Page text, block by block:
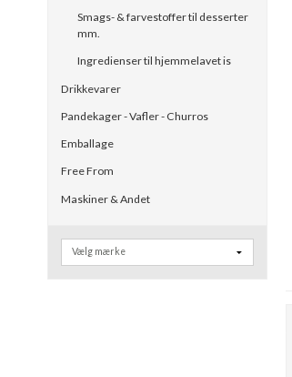
Smags- & farvestoffer til desserter
mm.
Ingredienser til hjemmelavet is
Drikkevarer
Pandekager - Vafler - Churros
Emballage
Free From
Maskiner & Andet